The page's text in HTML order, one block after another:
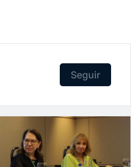
Seguir